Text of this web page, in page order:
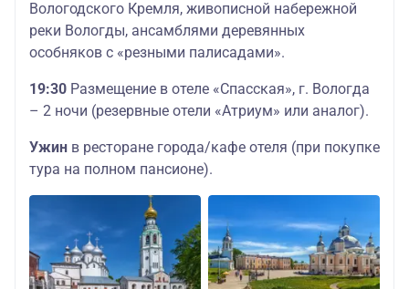
Вологодского Кремля, живописной набережной
реки Вологды, ансамблями деревянных
особняков с «резными палисадами».
19:30 Размещение в отеле «Спасская», г. Вологда
– 2 ночи (резервные отели «Атриум» или аналог).
Ужин в ресторане города/кафе отеля (при покупке
тура на полном пансионе).